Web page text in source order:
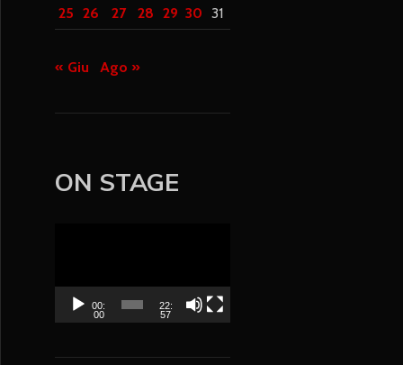
25 26 27 28 29 30 31
« Giu Ago »
ON STAGE
o
00:
00
22:
57